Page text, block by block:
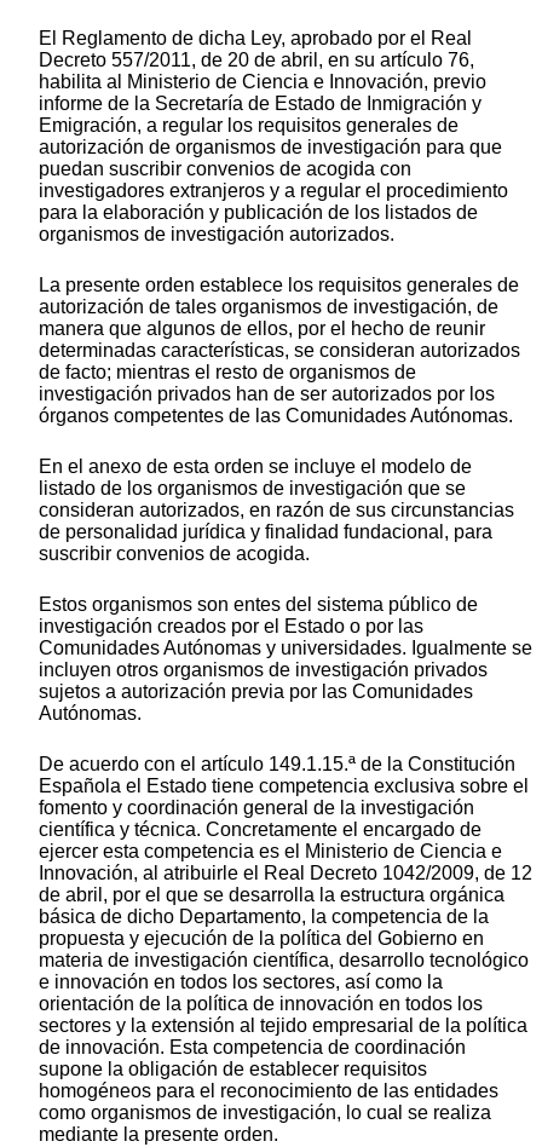
El Reglamento de dicha Ley, aprobado por el Real
Decreto 557/2011, de 20 de abril, en su artículo 76,
habilita al Ministerio de Ciencia e Innovación, previo
informe de la Secretaría de Estado de Inmigración y
Emigración, a regular los requisitos generales de
autorización de organismos de investigación para que
puedan suscribir convenios de acogida con
investigadores extranjeros y a regular el procedimiento
para la elaboración y publicación de los listados de
organismos de investigación autorizados.
La presente orden establece los requisitos generales de
autorización de tales organismos de investigación, de
manera que algunos de ellos, por el hecho de reunir
determinadas características, se consideran autorizados
de facto; mientras el resto de organismos de
investigación privados han de ser autorizados por los
órganos competentes de las Comunidades Autónomas.
En el anexo de esta orden se incluye el modelo de
listado de los organismos de investigación que se
consideran autorizados, en razón de sus circunstancias
de personalidad jurídica y finalidad fundacional, para
suscribir convenios de acogida.
Estos organismos son entes del sistema público de
investigación creados por el Estado o por las
Comunidades Autónomas y universidades. Igualmente se
incluyen otros organismos de investigación privados
sujetos a autorización previa por las Comunidades
Autónomas.
De acuerdo con el artículo 149.1.15.ª de la Constitución
Española el Estado tiene competencia exclusiva sobre el
fomento y coordinación general de la investigación
científica y técnica. Concretamente el encargado de
ejercer esta competencia es el Ministerio de Ciencia e
Innovación, al atribuirle el Real Decreto 1042/2009, de 12
de abril, por el que se desarrolla la estructura orgánica
básica de dicho Departamento, la competencia de la
propuesta y ejecución de la política del Gobierno en
materia de investigación científica, desarrollo tecnológico
e innovación en todos los sectores, así como la
orientación de la política de innovación en todos los
sectores y la extensión al tejido empresarial de la política
de innovación. Esta competencia de coordinación
supone la obligación de establecer requisitos
homogéneos para el reconocimiento de las entidades
como organismos de investigación, lo cual se realiza
mediante la presente orden.